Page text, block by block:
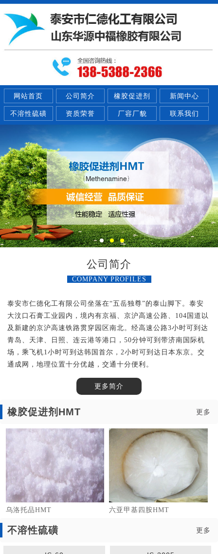
网站首页 公司简介 橡胶促进剂 新闻中心
不溶性硫磺 资质荣誉 厂容厂貌 联系我们
公司简介
COMPANY PROFILES
泰安市仁德化工有限公司坐落在“五岳独尊”的泰山脚下。泰安
大汶口石膏工业园内，境内有京福、京沪高速公路、104国道以
及新建的京沪高速铁路贯穿园区南北。经高速公路3小时可到达
青岛、天津、日照、连云港等港口，50分钟可到带济南国际机
场，乘飞机1小时可到达韩国首尔，2小时可到达日本东京。交
通成网，地理位置十分优越，交通十分便利。
更多简介
橡胶促进剂HMT 更多
乌洛托品HMT 六亚甲基四胺HMT
不溶性硫磺 更多